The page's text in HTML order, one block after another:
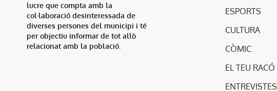
lucre que compta amb la
col·laboració desinteressada de
diverses persones del municipi i té
per objectiu informar de tot allò
relacionat amb la població.
ESPORTS
CULTURA
CÒMIC
EL TEU RACÓ
ENTREVISTES